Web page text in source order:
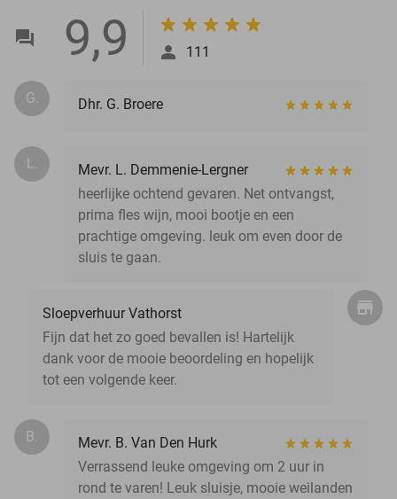
9,9 111
G. Dhr. G. Broere
L.
Mevr. L. Demmenie-Lergner
heerlijke ochtend gevaren. Net ontvangst,
prima fles wijn, mooi bootje en een
prachtige omgeving. leuk om even door de
sluis te gaan.
Sloepverhuur Vathorst
Fijn dat het zo goed bevallen is! Hartelijk
dank voor de mooie beoordeling en hopelijk
tot een volgende keer.
B.
Mevr. B. Van Den Hurk
Verrassend leuke omgeving om 2 uur in
rond te varen! Leuk sluisje, mooie weilanden